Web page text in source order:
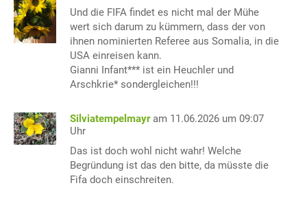
Und die FIFA findet es nicht mal der Mühe
wert sich darum zu kümmern, dass der von
ihnen nominierten Referee aus Somalia, in die
USA einreisen kann.
Gianni Infant*** ist ein Heuchler und
Arschkrie* sondergleichen!!!
Silviatempelmayr am 11.06.2026 um 09:07
Uhr
Das ist doch wohl nicht wahr! Welche
Begründung ist das den bitte, da müsste die
Fifa doch einschreiten.